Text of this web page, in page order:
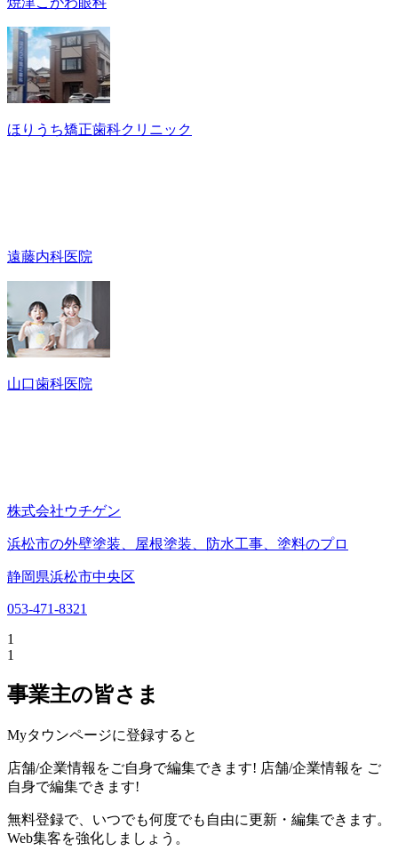
ほりうち矯正歯科クリニック
遠藤内科医院
山口歯科医院
株式会社ウチゲン
浜松市の外壁塗装、屋根塗装、防水工事、塗料のプロ
静岡県浜松市中央区
053-471-8321
1
1
事業主の皆さま
Myタウンページに登録すると
店舗/企業情報をご自身で編集できます! 店舗/企業情報を ご
自身で編集できます!
無料登録で、いつでも何度でも自由に更新・編集できます。
Web集客を強化しましょう。